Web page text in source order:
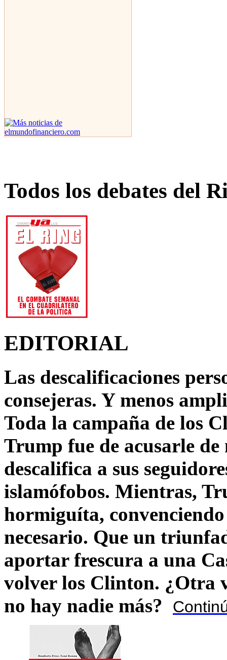
Todos los debates del
EDITORIAL
Las descalificaciones
consejeras. Y menos
Toda la campaña de los
Trump fue de acusarle
descalifica a sus
islamófobos. Mientras,
hormiguíta,
necesario. Que un
aportar frescura a una
volver los Clinton. ¿Otra
no hay nadie más?